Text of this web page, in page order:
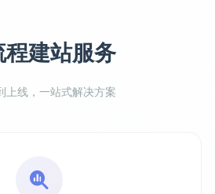
程建站服务
上线，一站式解决方案